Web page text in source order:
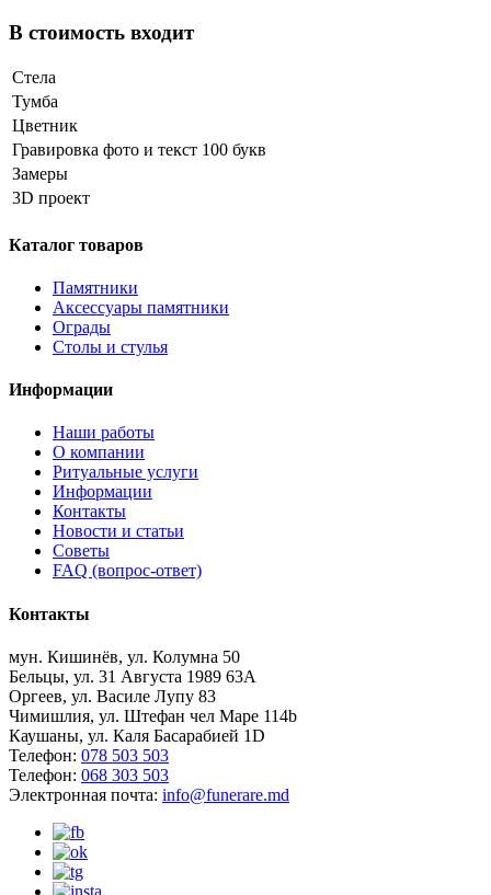
В стоимость входит
Стела
Тумба
Цветник
Гравировка фото и текст 100 букв
Замеры
3D проект
Каталог товаров
Памятники
Аксессуары памятники
Ограды
Столы и стулья
Информации
Наши работы
О компании
Ритуальные услуги
Информации
Контакты
Новости и статьи
Советы
FAQ (вопрос-ответ)
Контакты
мун. Кишинёв, ул. Колумна 50
Бельцы, ул. 31 Августа 1989 63А
Оргеев, ул. Василе Лупу 83
Чимишлия, ул. Штефан чел Маре 114b
Каушаны, ул. Каля Басарабией 1D
Телефон: 078 503 503
Телефон: 068 303 503
Электронная почта: info@funerare.md